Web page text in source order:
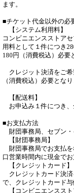
ます。
■チケット代金以外の必
【システム利用料】
コンビニエンスストア
用料として１件につき
180円（消費税込）必要
クレジット決済をご希
（消費税込）必要となり
【配送料】
お申込み１件につき、
■お支払方法
財団事務局、セブン・
【財団事務局】
財団事務局でお支払を
口営業時間内に現金でお
【クレジットカード】
クレジットカード決済
で、クレジットカード
【コンビニエンススト